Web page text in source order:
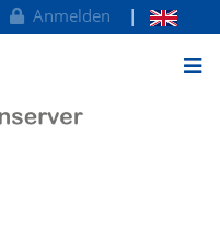
Anmelden